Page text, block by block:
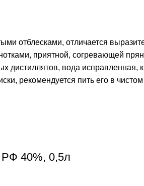
отблесками, отличается
приятной, согревающей
дистиллятов, вода исправленная,
рекомендуется пить его в
РФ 40%, 0,5л